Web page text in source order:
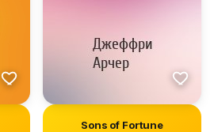
Sons of Fortune